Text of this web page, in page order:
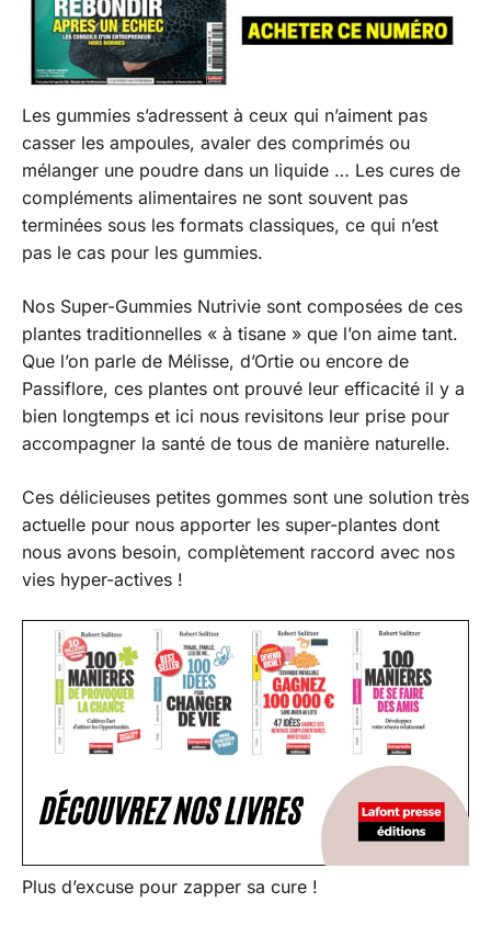
Les gummies s’adressent à ceux qui n’aiment pas
casser les ampoules, avaler des comprimés ou
mélanger une poudre dans un liquide … Les cures de
compléments alimentaires ne sont souvent pas
terminées sous les formats classiques, ce qui n’est
pas le cas pour les gummies.
Nos Super-Gummies Nutrivie sont composées de ces
plantes traditionnelles « à tisane » que l’on aime tant.
Que l’on parle de Mélisse, d’Ortie ou encore de
Passiflore, ces plantes ont prouvé leur efficacité il y a
bien longtemps et ici nous revisitons leur prise pour
accompagner la santé de tous de manière naturelle.
Ces délicieuses petites gommes sont une solution très
actuelle pour nous apporter les super-plantes dont
nous avons besoin, complètement raccord avec nos
vies hyper-actives !
Plus d’excuse pour zapper sa cure !